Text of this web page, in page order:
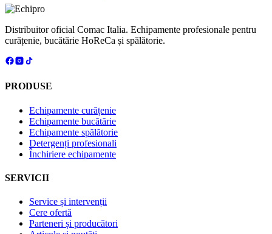
Aparat
de
dezinfectat
Distribuitor oficial Comac Italia. Echipamente profesionale pentru
curățenie, bucătărie HoReCa și spălătorie.
PRODUSE
Echipamente curățenie
Echipamente bucătărie
Echipamente spălătorie
Detergenți profesionali
Închiriere echipamente
SERVICII
Service și intervenții
Cere ofertă
Parteneri și producători